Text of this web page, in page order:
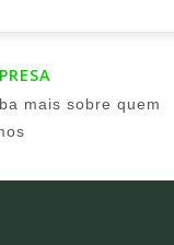
mais sobre quem